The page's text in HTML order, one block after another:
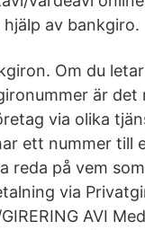
av bankgiro.
Om du
är
via olika
ett nummer till
reda på vem
via
AVI